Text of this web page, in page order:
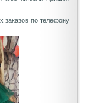
по телефону